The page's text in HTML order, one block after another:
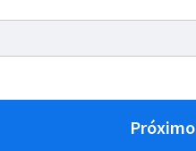
Próximo